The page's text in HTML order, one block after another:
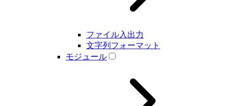
ファイル入出力
文字列フォーマット
モジュール